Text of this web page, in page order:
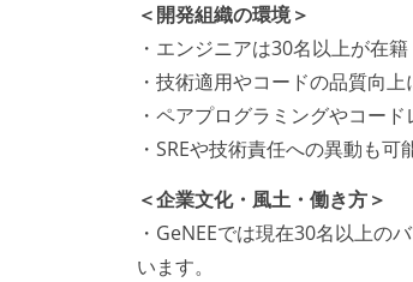
＜開発組織の環境＞
・エンジニアは30名以上が在籍
・技術適用やコードの品質向
・ペアプログラミングやコー
・SREや技術責任への異動も可
＜企業文化・風土・働き方＞
・GeNEEでは現在30名以上の
います。